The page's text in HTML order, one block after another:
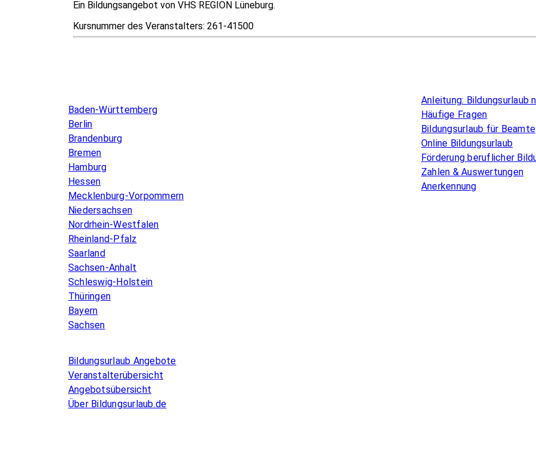
Ein Bildungsangebot von VHS REGION Lüneburg.
Kursnummer des Veranstalters: 261-41500
Baden-Württemberg
Berlin
Brandenburg
Bremen
Hamburg
Hessen
Mecklenburg-Vorpommern
Niedersachsen
Nordrhein-Westfalen
Rheinland-Pfalz
Saarland
Sachsen-Anhalt
Schleswig-Holstein
Thüringen
Bayern
Sachsen
Anleitung: Bildungsurlaub
Häufige Fragen
Bildungsurlaub für Beamte
Online Bildungsurlaub
Förderung beruflicher
Zahlen & Auswertungen
Anerkennung
Bildungsurlaub Angebote
Veranstalterübersicht
Angebotsübersicht
Über Bildungsurlaub.de